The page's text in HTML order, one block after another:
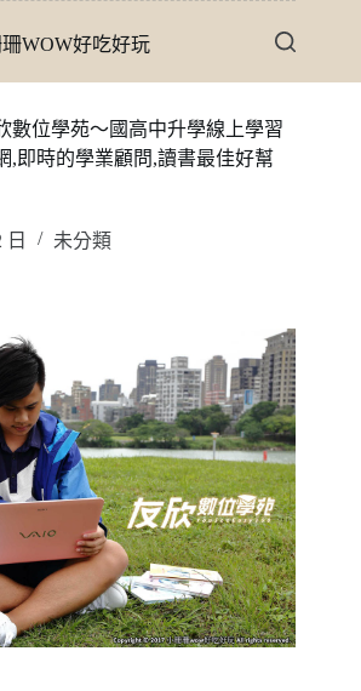
WOW好吃好玩
數位學苑〜國高中升學線上學習
,即時的學業顧問,讀書最佳好幫
日 未分類